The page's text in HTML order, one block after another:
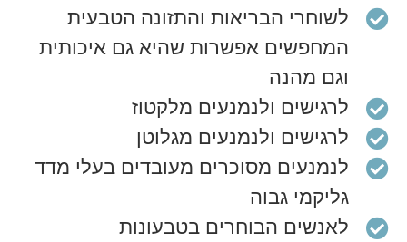
לשוחרי הבריאות והתזונה הטבעית
המחפשים אפשרות שהיא גם איכותית
וגם מהנה
לרגישים ולנמנעים מלקטוז
לרגישים ולנמנעים מגלוטן
לנמנעים מסוכרים מעובדים בעלי מדד
גליקמי גבוה
לאנשים הבוחרים בטבעונות